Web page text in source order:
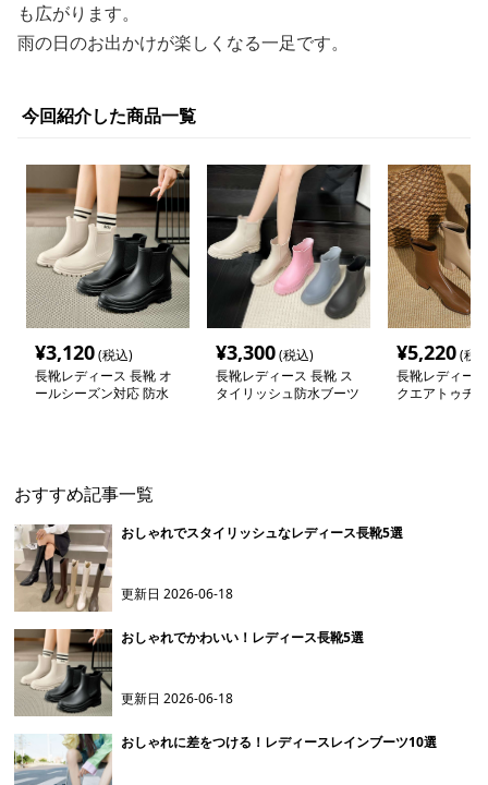
も広がります。
雨の日のお出かけが楽しくなる一足です。
今回紹介した商品一覧
¥3,120(税込)
長靴レディース 長靴 オ
ールシーズン対応 防水
¥3,300(税込)
長靴レディース 長靴 ス
タイリッシュ防水ブーツ
¥5,220(税
長靴レディー
クエアトゥチ
おすすめ記事一覧
おしゃれでスタイリッシュなレディース長靴5選
更新日2026-06-18
おしゃれでかわいい！レディース長靴5選
更新日2026-06-18
おしゃれに差をつける！レディースレインブーツ10選